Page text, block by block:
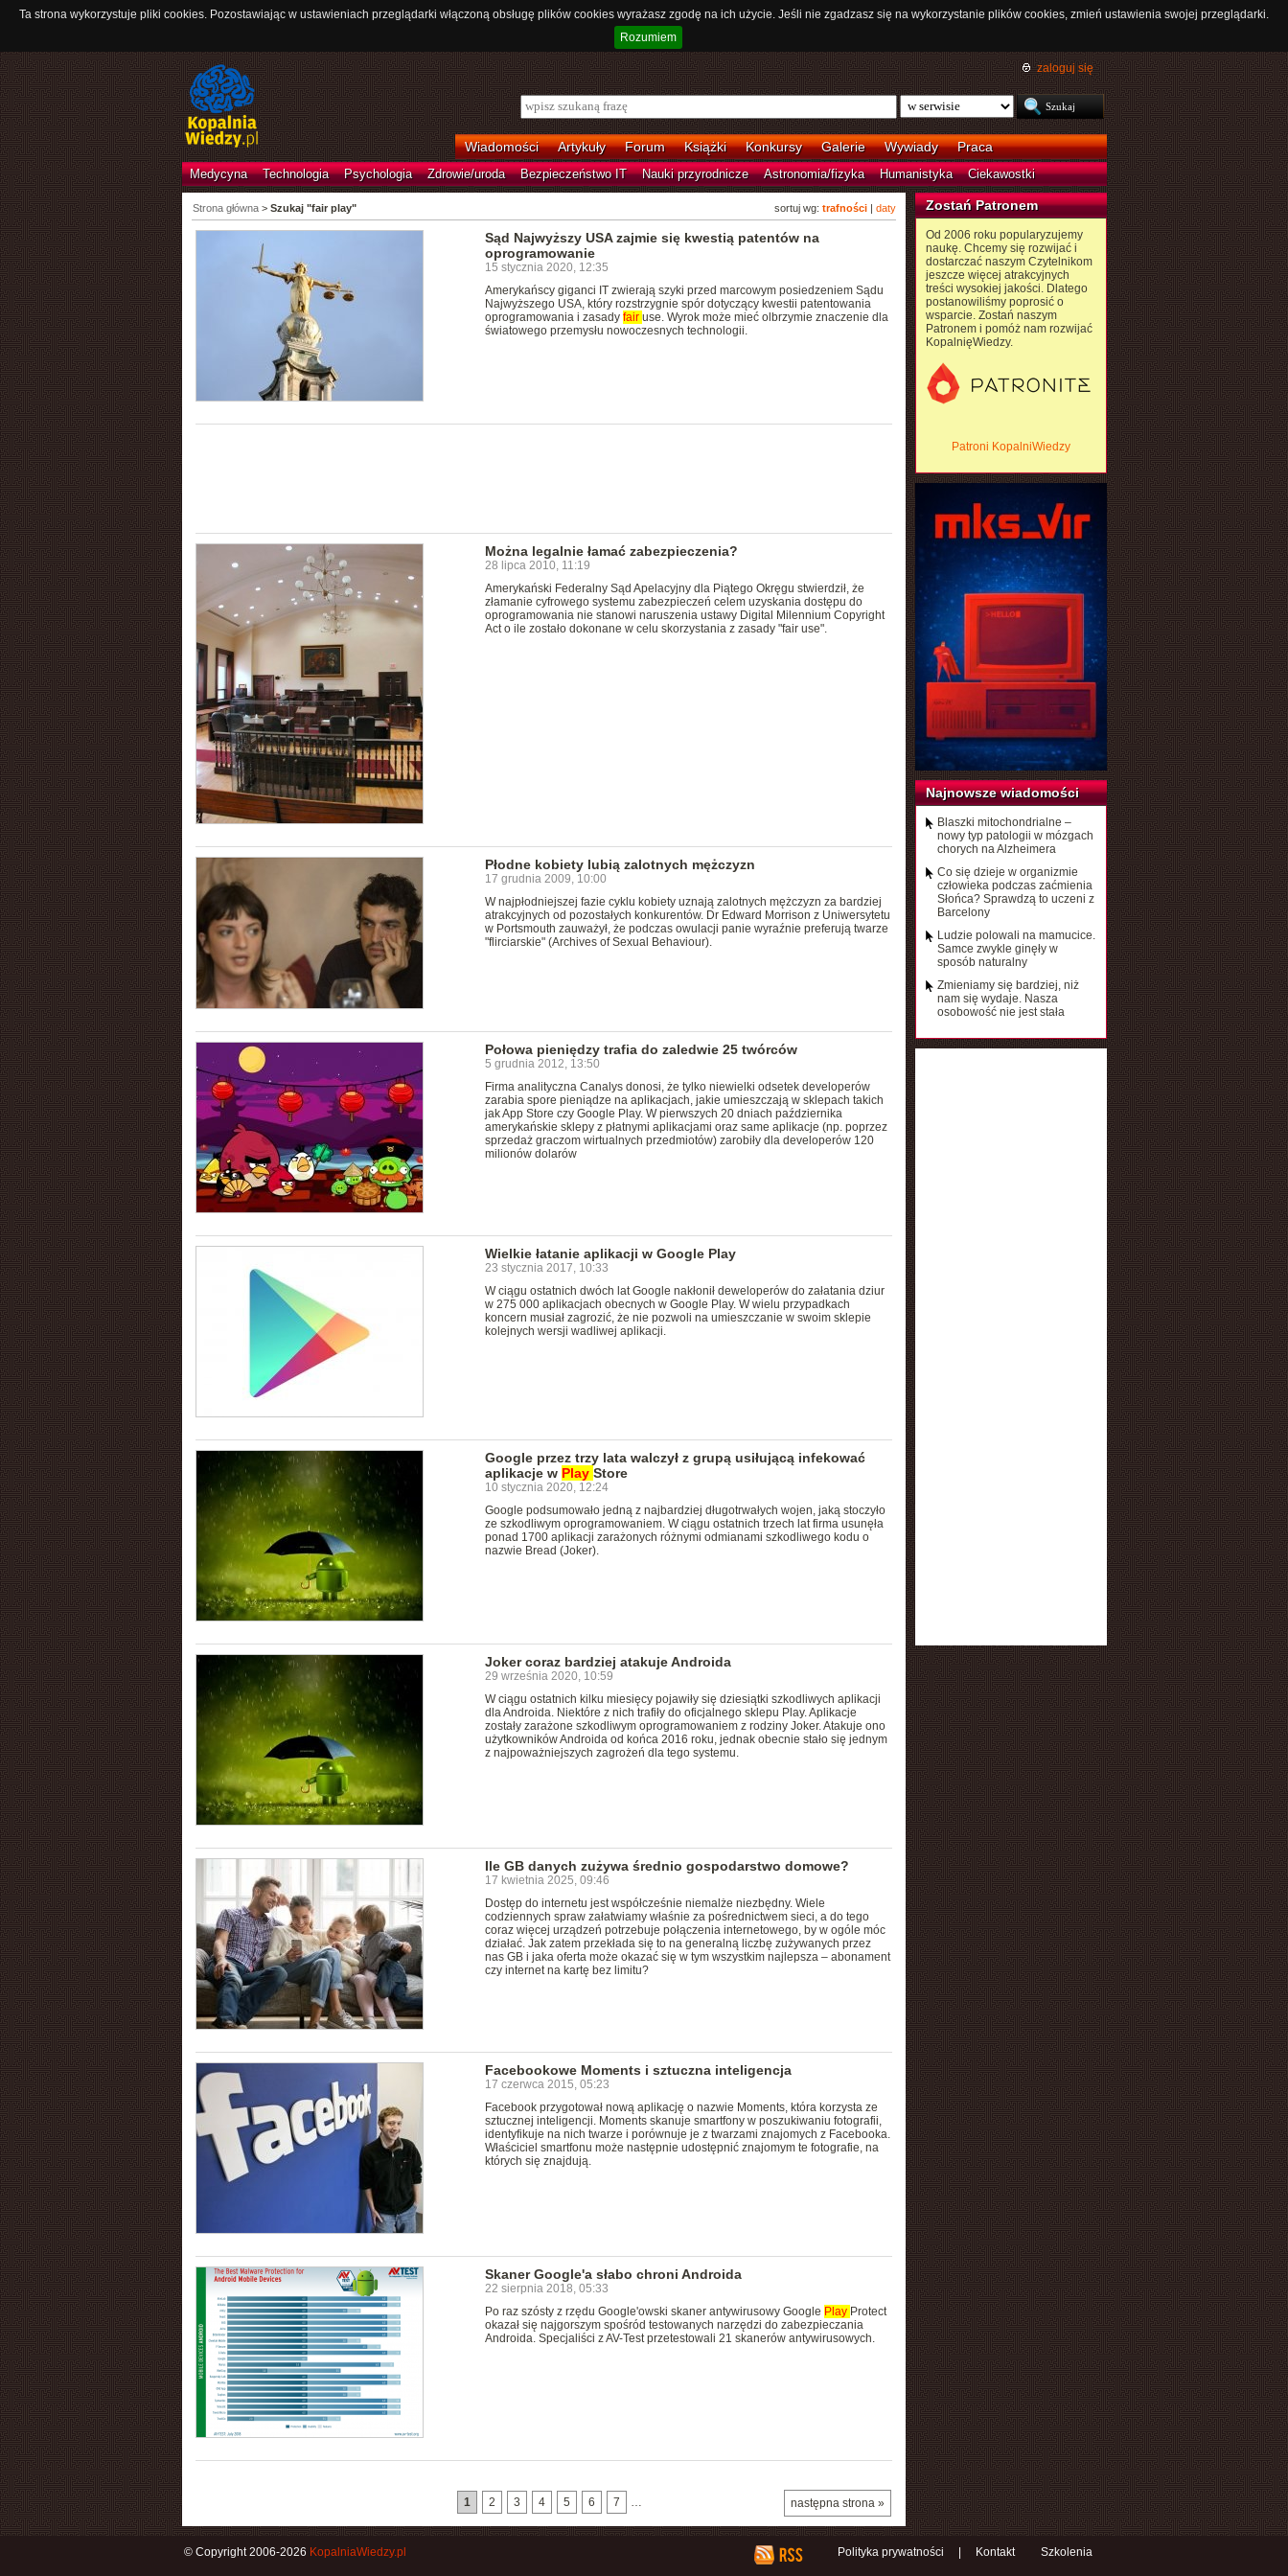
Ta strona wykorzystuje pliki cookies. Pozostawiając w ustawieniach przeglądarki włączoną obsługę plików cookies wyrażasz zgodę na ich użycie. Jeśli nie zgadzasz się na wykorzystanie plików cookies, zmień ustawienia swojej przeglądarki.
Rozumiem
zaloguj się
Wiadomości Artykuły Forum Książki Konkursy Galerie Wywiady Praca
Medycyna Technologia Psychologia Zdrowie/uroda Bezpieczeństwo IT Nauki przyrodnicze Astronomia/fizyka Humanistyka Ciekawostki
sortuj wg: trafności| daty
Strona główna> Szukaj "fair play"
Sąd Najwyższy USA zajmie się kwestią patentów na
oprogramowanie
15 stycznia 2020, 12:35
Amerykańscy giganci IT zwierają szyki przed marcowym posiedzeniem Sądu
Najwyższego USA, który rozstrzygnie spór dotyczący kwestii patentowania
oprogramowania i zasady fair use. Wyrok może mieć olbrzymie znaczenie dla
światowego przemysłu nowoczesnych technologii.
Można legalnie łamać zabezpieczenia?
28 lipca 2010, 11:19
Amerykański Federalny Sąd Apelacyjny dla Piątego Okręgu stwierdził, że
złamanie cyfrowego systemu zabezpieczeń celem uzyskania dostępu do
oprogramowania nie stanowi naruszenia ustawy Digital Milennium Copyright
Act o ile zostało dokonane w celu skorzystania z zasady "fair use".
Płodne kobiety lubią zalotnych mężczyzn
17 grudnia 2009, 10:00
W najpłodniejszej fazie cyklu kobiety uznają zalotnych mężczyzn za bardziej
atrakcyjnych od pozostałych konkurentów. Dr Edward Morrison z Uniwersytetu
w Portsmouth zauważył, że podczas owulacji panie wyraźnie preferują twarze
"flirciarskie" (Archives of Sexual Behaviour).
Połowa pieniędzy trafia do zaledwie 25 twórców
5 grudnia 2012, 13:50
Firma analityczna Canalys donosi, że tylko niewielki odsetek developerów
zarabia spore pieniądze na aplikacjach, jakie umieszczają w sklepach takich
jak App Store czy Google Play. W pierwszych 20 dniach października
amerykańskie sklepy z płatnymi aplikacjami oraz same aplikacje (np. poprzez
sprzedaż graczom wirtualnych przedmiotów) zarobiły dla developerów 120
milionów dolarów
Wielkie łatanie aplikacji w Google Play
23 stycznia 2017, 10:33
W ciągu ostatnich dwóch lat Google nakłonił deweloperów do załatania dziur
w 275 000 aplikacjach obecnych w Google Play. W wielu przypadkach
koncern musiał zagrozić, że nie pozwoli na umieszczanie w swoim sklepie
kolejnych wersji wadliwej aplikacji.
Google przez trzy lata walczył z grupą usiłującą infekować
aplikacje w Play Store
10 stycznia 2020, 12:24
Google podsumowało jedną z najbardziej długotrwałych wojen, jaką stoczyło
ze szkodliwym oprogramowaniem. W ciągu ostatnich trzech lat firma usunęła
ponad 1700 aplikacji zarażonych różnymi odmianami szkodliwego kodu o
nazwie Bread (Joker).
Joker coraz bardziej atakuje Androida
29 września 2020, 10:59
W ciągu ostatnich kilku miesięcy pojawiły się dziesiątki szkodliwych aplikacji
dla Androida. Niektóre z nich trafiły do oficjalnego sklepu Play. Aplikacje
zostały zarażone szkodliwym oprogramowaniem z rodziny Joker. Atakuje ono
użytkowników Androida od końca 2016 roku, jednak obecnie stało się jednym
z najpoważniejszych zagrożeń dla tego systemu.
Ile GB danych zużywa średnio gospodarstwo domowe?
17 kwietnia 2025, 09:46
Dostęp do internetu jest współcześnie niemalże niezbędny. Wiele
codziennych spraw załatwiamy właśnie za pośrednictwem sieci, a do tego
coraz więcej urządzeń potrzebuje połączenia internetowego, by w ogóle móc
działać. Jak zatem przekłada się to na generalną liczbę zużywanych przez
nas GB i jaka oferta może okazać się w tym wszystkim najlepsza – abonament
czy internet na kartę bez limitu?
Facebookowe Moments i sztuczna inteligencja
17 czerwca 2015, 05:23
Facebook przygotował nową aplikację o nazwie Moments, która korzysta ze
sztucznej inteligencji. Moments skanuje smartfony w poszukiwaniu fotografii,
identyfikuje na nich twarze i porównuje je z twarzami znajomych z Facebooka.
Właściciel smartfonu może następnie udostępnić znajomym te fotografie, na
których się znajdują.
Skaner Google'a słabo chroni Androida
22 sierpnia 2018, 05:33
Po raz szósty z rzędu Google'owski skaner antywirusowy Google Play Protect
okazał się najgorszym spośród testowanych narzędzi do zabezpieczania
Androida. Specjaliści z AV-Test przetestowali 21 skanerów antywirusowych.
następna strona »
1 2 3 4 5 6 7 …
Zostań Patronem
Od 2006 roku popularyzujemy
naukę. Chcemy się rozwijać i
dostarczać naszym Czytelnikom
jeszcze więcej atrakcyjnych
treści wysokiej jakości. Dlatego
postanowiliśmy poprosić o
wsparcie. Zostań naszym
Patronem i pomóż nam rozwijać
KopalnięWiedzy.
Patroni KopalniWiedzy
Najnowsze wiadomości
Blaszki mitochondrialne –
nowy typ patologii w mózgach
chorych na Alzheimera
Co się dzieje w organizmie
człowieka podczas zaćmienia
Słońca? Sprawdzą to uczeni z
Barcelony
Ludzie polowali na mamucice.
Samce zwykle ginęły w
sposób naturalny
Zmieniamy się bardziej, niż
nam się wydaje. Nasza
osobowość nie jest stała
Polityka prywatności Kontakt Szkolenia
© Copyright 2006-2026 KopalniaWiedzy.pl